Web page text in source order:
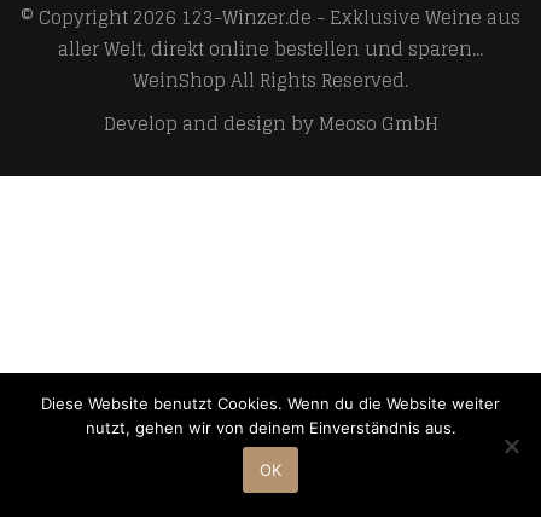
© Copyright 2026 123-Winzer.de - Exklusive Weine aus
aller Welt, direkt online bestellen und sparen...
WeinShopAll Rights Reserved.
Develop and design byMeoso GmbH
Diese Website benutzt Cookies. Wenn du die Website weiter
nutzt, gehen wir von deinem Einverständnis aus.
OK